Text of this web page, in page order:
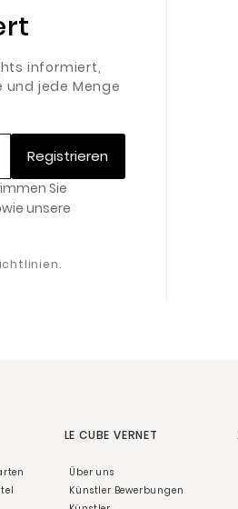
informiert,
jede Menge
Registrieren
Sie
unsere
LE CUBE VERNET
Über uns
Künstler Bewerbungen